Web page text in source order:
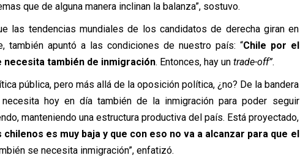
que de alguna manera inclinan la balanza”, sostuvo.
las tendencias mundiales de los candidatos de derecha giran en
también apuntó a las condiciones de nuestro país: “Chile por el
necesita también de inmigración. Entonces, hay un trade-off”.
pública, pero más allá de la oposición política, ¿no? De la bandera
hoy en día también de la inmigración para poder seguir
manteniendo una estructura productiva del país. Está proyectado,
chilenos es muy baja y que con eso no va a alcanzar para que el
se necesita inmigración”, enfatizó.